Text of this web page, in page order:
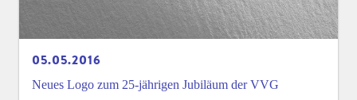
05.05.2016
Neues Logo zum 25-jährigen Jubiläum der VVG